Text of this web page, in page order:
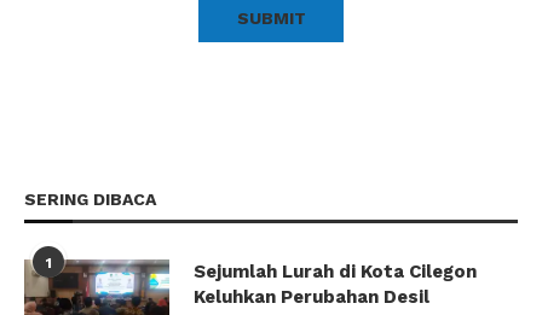
SERING DIBACA
1
Sejumlah Lurah di Kota Cilegon
Keluhkan Perubahan Desil